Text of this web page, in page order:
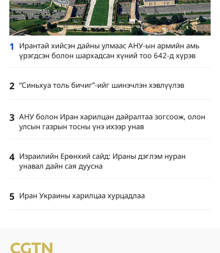
1
Ирантай хийсэн дайны улмаас АНУ-ын армийн амь
үрэгдсэн болон шархадсан хүний тоо 642-д хүрэв
2 “Синьхуа толь бичиг”-ийг шинэчлэн хэвлүүлэв
3 АНУ болон Иран харилцан дайралтаа зогсоож, олон
улсын газрын тосны үнэ ихээр унав
4 Израилийн Ерөнхий сайд: Ираны дэглэм нуран
унавал дайн сая дуусна
5 Иран Украины харилцаа хурцадлаа